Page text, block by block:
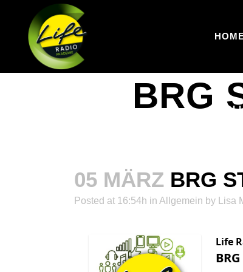
BRG
05 MÄRZ BRG
Posted at 16:54h in Allgemein by Lisa